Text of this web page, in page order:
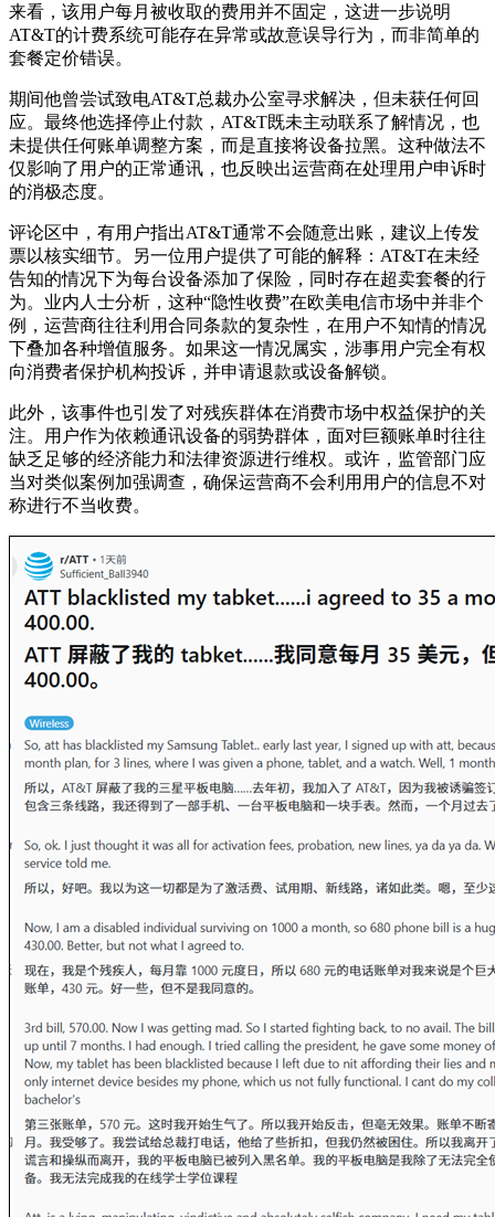
来看，该用户每月被收取的费用并不固定，这进一步说明
AT&T的计费系统可能存在异常或故意误导行为，而非简单的
套餐定价错误。
期间他曾尝试致电AT&T总裁办公室寻求解决，但未获任何回
应。最终他选择停止付款，AT&T既未主动联系了解情况，也
未提供任何账单调整方案，而是直接将设备拉黑。这种做法不
仅影响了用户的正常通讯，也反映出运营商在处理用户申诉时
的消极态度。
评论区中，有用户指出AT&T通常不会随意出账，建议上传发
票以核实细节。另一位用户提供了可能的解释：AT&T在未经
告知的情况下为每台设备添加了保险，同时存在超卖套餐的行
为。业内人士分析，这种“隐性收费”在欧美电信市场中并非个
例，运营商往往利用合同条款的复杂性，在用户不知情的情况
下叠加各种增值服务。如果这一情况属实，涉事用户完全有权
向消费者保护机构投诉，并申请退款或设备解锁。
此外，该事件也引发了对残疾群体在消费市场中权益保护的关
注。用户作为依赖通讯设备的弱势群体，面对巨额账单时往往
缺乏足够的经济能力和法律资源进行维权。或许，监管部门应
当对类似案例加强调查，确保运营商不会利用用户的信息不对
称进行不当收费。